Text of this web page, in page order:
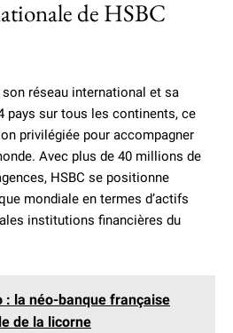
de HSBC
réseau international et sa
pays sur tous les continents, ce
privilégiée pour accompagner
Avec plus de 40 millions de
HSBC se positionne
mondiale en termes d’actifs
institutions financières du
: la néo-banque française
de la licorne